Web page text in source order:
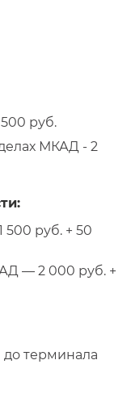
руб.
МКАД - 2
руб. + 50
— 2 000 руб. +
до терминала